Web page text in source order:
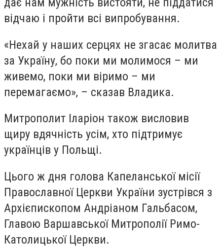
відчаю і пройти всі випробування.
«Нехай у наших серцях не згасає молитва
за Україну, бо поки ми молимося – ми
живемо, поки ми віримо – ми
перемагаємо», – сказав Владика.
Митрополит Іларіон також висловив
щиру вдячність усім, хто підтримує
українців у Польщі.
Цього ж дня голова Капеланської місії
Православної Церкви України зустрівся з
Архієпископом Андріаном Гальбасом,
Главою Варшавської Митрополії Римо-
Католицької Церкви.